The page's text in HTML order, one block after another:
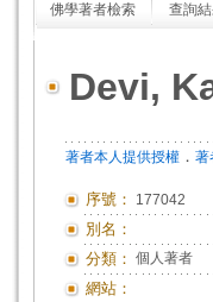
佛學著者檢索 查詢
Devi,
著者本人提供授權 ． 著
序號： 177042
別名：
分類： 個人著者
網站：